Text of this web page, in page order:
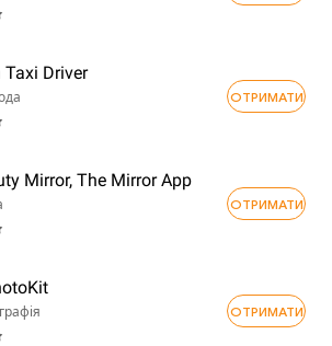
Taxi Driver
ОТРИМАТИ
Mirror, The Mirror App
ОТРИМАТИ
ОТРИМАТИ